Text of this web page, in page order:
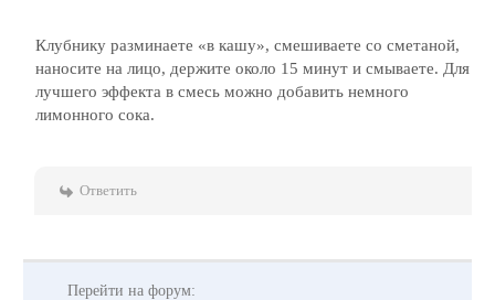
Клубнику разминаете «в кашу», смешиваете со сметаной,
наносите на лицо, держите около 15 минут и смываете. Для
лучшего эффекта в смесь можно добавить немного
лимонного сока.
Ответить
Перейти на форум: